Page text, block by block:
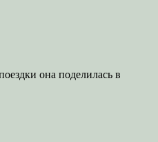
она поделилась в